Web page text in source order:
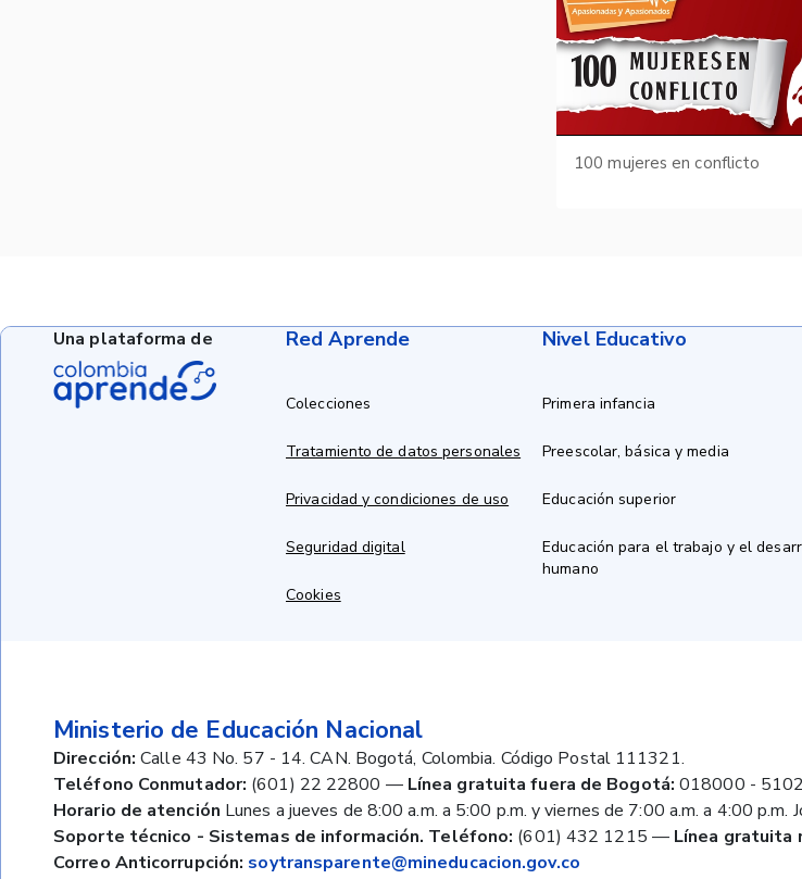
100 mujeres en conflicto
Red Aprende
Colecciones
Tratamiento de datos personales
Privacidad y condiciones de uso
Seguridad digital
Cookies
Nivel Educativo
Primera infancia
Preescolar, básica y media
Educación superior
Educación para el trabajo y el
humano
Ministerio de Educación Nacional
Dirección: Calle 43 No. 57 - 14. CAN. Bogotá, Colombia. Código Postal 111321.
Teléfono Conmutador: (601) 22 22800 — Línea gratuita fuera de Bogotá: 018000 -
Horario de atención Lunes a jueves de 8:00 a.m. a 5:00 p.m. y viernes de 7:00 a.m. a 4:00 p.m.
Soporte técnico - Sistemas de información. Teléfono: (601) 432 1215 — Línea gratuita
Correo Anticorrupción: soytransparente@mineducacion.gov.co
Una plataforma de